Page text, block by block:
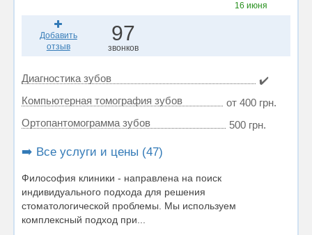
16 июня
Добавить
отзыв
97
звонков
Диагностика зубов
✔️
Компьютерная томография зубов
от 400 грн.
Ортопантомограмма зубов
500 грн.
➡️ Все услуги и цены (47)
Философия клиники - направлена на поиск
индивидуального подхода для решения
стоматологической проблемы. Мы используем
комплексный подход при...